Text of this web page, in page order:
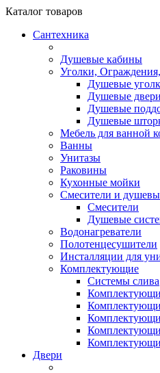
Каталог товаров
Сантехника
Душевые кабины
Уголки,
Душевые
Душевые двери
Душевые
Душевые
Мебель для ванной
Ванны
Унитазы
Раковины
Кухонные мойки
Смесители и
Смесители
Душевые
Водонагреватели
Полотенцесушители
Инсталляции для
Комплектующие
Системы слива
Двери